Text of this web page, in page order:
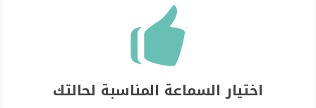

اختيار السماعة المناسبة لحالتك